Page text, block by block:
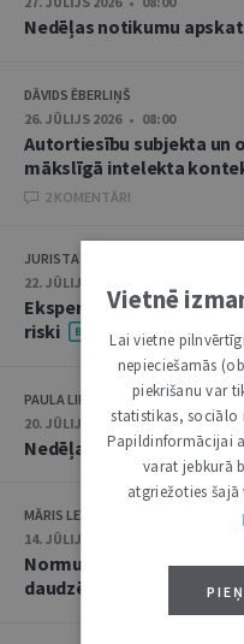
Nedēļas notikumu
DĀVIDS ĒBERLIŅŠ
26. JŪLIJS 2026 • 08:00
Autortiesību subjekta un
mākslīgā intelekta
2 KOMENTĀRI
JURISTA VĀRDS
22. JŪLIJS 2026 • 14:00
Ekspertu saruna jūlijā:
riski
PAULA LIPE
20. JŪLIJS 2026 • 16:05
Nedēļas notikumu
MĀRIS LEJA
14. JŪLIJS 2026
Normu konkurences un
daudzējādības
Vietnē
Lai vietne
nepieciešamās
piekrišanu var
statistikas, sociālo
Papildinformācijai
varat jebkurā
atgriežoties šajā